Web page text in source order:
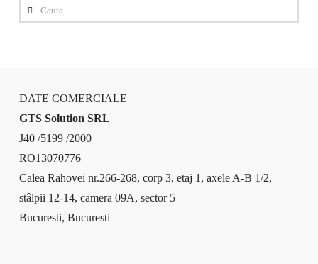
Cauta
DATE COMERCIALE
GTS Solution SRL
J40 /5199 /2000
RO13070776
Calea Rahovei nr.266-268, corp 3, etaj 1, axele A-B 1/2,
stâlpii 12-14, camera 09A, sector 5
Bucuresti, Bucuresti